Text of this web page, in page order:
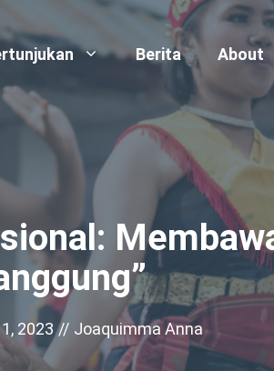
Berita About
2023 // Joaquimma Anna